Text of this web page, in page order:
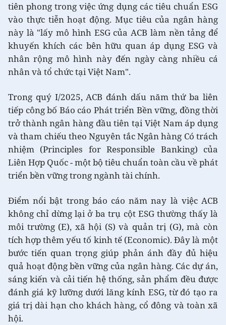
tiên phong trong việc ứng dụng các tiêu chuẩn ESG
vào thực tiễn hoạt động. Mục tiêu của ngân hàng
này là "lấy mô hình ESG của ACB làm nền tảng để
khuyến khích các bên hữu quan áp dụng ESG và
nhân rộng mô hình này đến ngày càng nhiều cá
nhân và tổ chức tại Việt Nam".
Trong quý I/2025, ACB đánh dấu năm thứ ba liên
tiếp công bố Báo cáo Phát triển Bền vững, đồng thời
trở thành ngân hàng đầu tiên tại Việt Nam áp dụng
và tham chiếu theo Nguyên tắc Ngân hàng Có trách
nhiệm (Principles for Responsible Banking) của
Liên Hợp Quốc - một bộ tiêu chuẩn toàn cầu về phát
triển bền vững trong ngành tài chính.
Điểm nổi bật trong báo cáo năm nay là việc ACB
không chỉ dừng lại ở ba trụ cột ESG thường thấy là
môi trường (E), xã hội (S) và quản trị (G), mà còn
tích hợp thêm yếu tố kinh tế (Economic). Đây là một
bước tiến quan trọng giúp phản ánh đầy đủ hiệu
quả hoạt động bền vững của ngân hàng. Các dự án,
sáng kiến và cải tiến hệ thống, sản phẩm đều được
đánh giá kỹ lưỡng dưới lăng kính ESG, từ đó tạo ra
giá trị dài hạn cho khách hàng, cổ đông và toàn xã
hội.